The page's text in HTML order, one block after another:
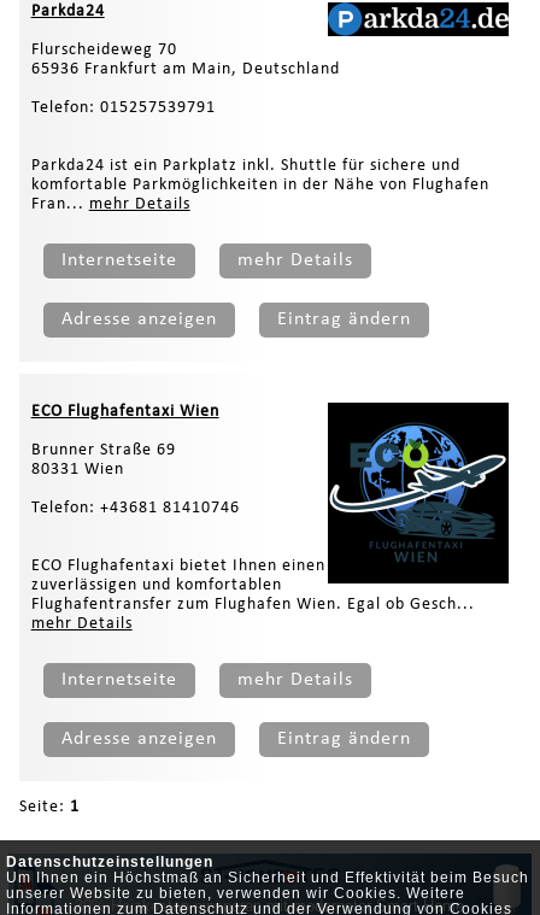
Datenschutzeinstellungen
Um Ihnen ein Höchstmaß an Sicherheit und Effektivität beim Besuch
unserer Website zu bieten, verwenden wir Cookies. Weitere
Informationen zum Datenschutz und der Verwendung von Cookies
Parkda24
Flurscheideweg 70
65936 Frankfurt am Main, Deutschland
Telefon: 015257539791
Parkda24 ist ein Parkplatz inkl. Shuttle für sichere und
komfortable Parkmöglichkeiten in der Nähe von Flughafen
Fran... mehr Details
Internetseite mehr Details
Adresse anzeigen Eintrag ändern
ECO Flughafentaxi Wien
Brunner Straße 69
80331 Wien
Telefon: +43681 81410746
ECO Flughafentaxi bietet Ihnen einen
zuverlässigen und komfortablen
Flughafentransfer zum Flughafen Wien. Egal ob Gesch...
mehr Details
Internetseite mehr Details
Adresse anzeigen Eintrag ändern
Seite: 1
30% Heizkosten einsparen mit modernster Smart Home